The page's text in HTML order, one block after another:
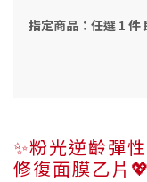
指定商品：任選 1 件
✨粉光逆齡彈
修復面膜乙片💖